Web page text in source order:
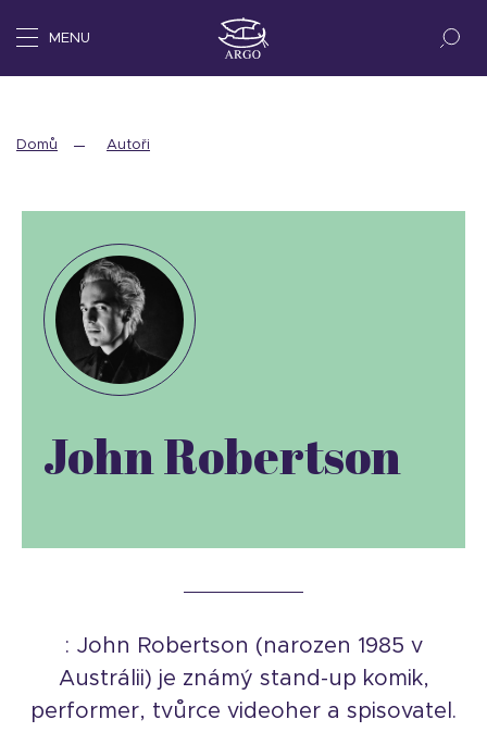
MENU
Domů Autoři
John Robertson
: John Robertson (narozen 1985 v
Austrálii) je známý stand-up komik,
performer, tvůrce videoher a spisovatel.